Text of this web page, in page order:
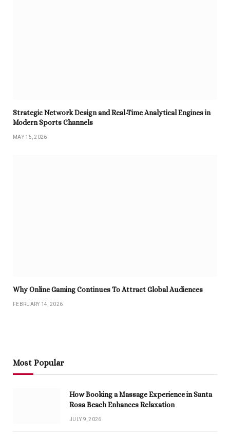
Strategic Network Design and Real-Time Analytical Engines in
Modern Sports Channels
MAY 15, 2026
Why Online Gaming Continues To Attract Global Audiences
FEBRUARY 14, 2026
Most Popular
How Booking a Massage Experience in Santa
Rosa Beach Enhances Relaxation
JULY 9, 2026